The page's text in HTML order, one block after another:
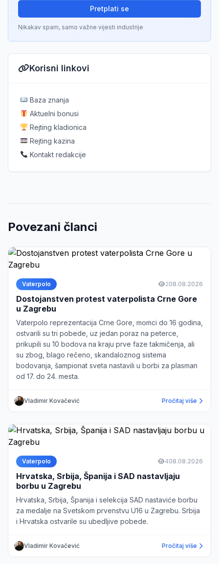
Pretplati se
Nikakav spam, samo važne vijesti industrije
Korisni linkovi
Baza znanja
Aktuelni bonusi
Rejting kladionica
Rejting kazina
Kontakt redakcije
Povezani članci
Vaterpolo 208.08.2026
Dostojanstven protest vaterpolista Crne Gore
u Zagrebu
Vaterpolo reprezentacija Crne Gore, momci do 16 godina,
ostvarili su tri pobede, uz jedan poraz na peterce,
prikupili su 10 bodova na kraju prve faze takmičenja, ali
su zbog, blago rečeno, skandaloznog sistema
bodovanja, šampionat sveta nastavili u borbi za plasman
od 17. do 24. mesta.
Vladimir Kovačević Pročitaj više
Vaterpolo 408.08.2026
Hrvatska, Srbija, Španija i SAD nastavljaju
borbu u Zagrebu
Hrvatska, Srbija, Španija i selekcija SAD nastaviće borbu
za medalje na Svetskom prvenstvu U16 u Zagrebu. Srbija
i Hrvatska ostvarile su ubedljive pobede.
Vladimir Kovačević Pročitaj više